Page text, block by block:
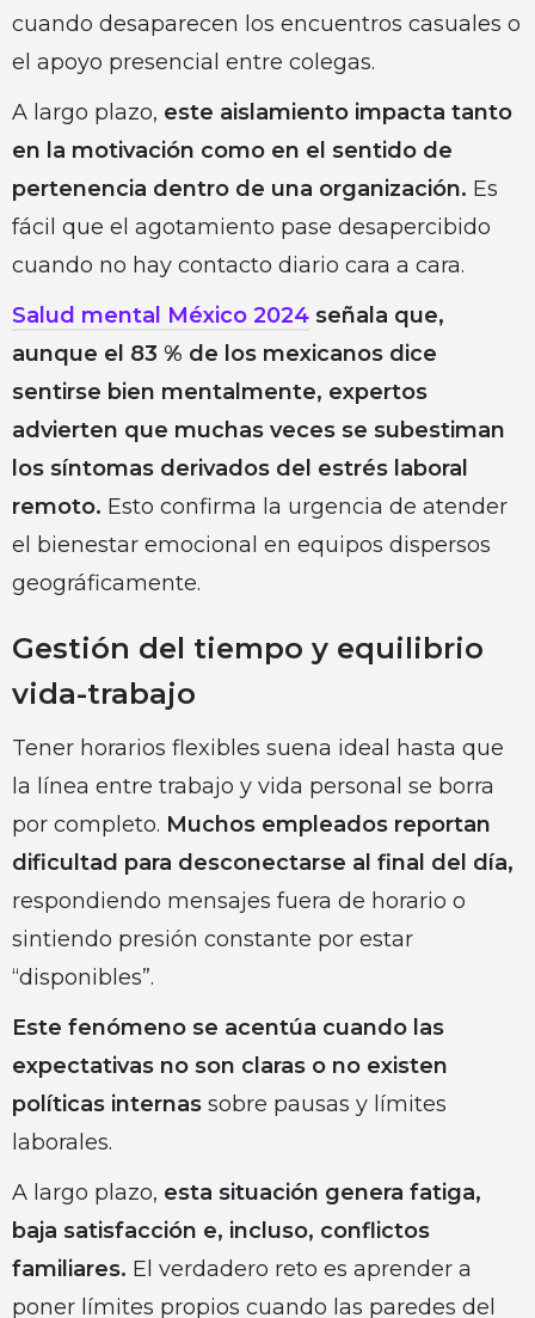
cuando desaparecen los encuentros casuales o
el apoyo presencial entre colegas.
A largo plazo, este aislamiento impacta tanto
en la motivación como en el sentido de
pertenencia dentro de una organización. Es
fácil que el agotamiento pase desapercibido
cuando no hay contacto diario cara a cara.
Salud mental México 2024 señala que,
aunque el 83 % de los mexicanos dice
sentirse bien mentalmente, expertos
advierten que muchas veces se subestiman
los síntomas derivados del estrés laboral
remoto. Esto confirma la urgencia de atender
el bienestar emocional en equipos dispersos
geográficamente.
Gestión del tiempo y equilibrio
vida-trabajo
Tener horarios flexibles suena ideal hasta que
la línea entre trabajo y vida personal se borra
por completo. Muchos empleados reportan
dificultad para desconectarse al final del día,
respondiendo mensajes fuera de horario o
sintiendo presión constante por estar
“disponibles”.
Este fenómeno se acentúa cuando las
expectativas no son claras o no existen
políticas internas sobre pausas y límites
laborales.
A largo plazo, esta situación genera fatiga,
baja satisfacción e, incluso, conflictos
familiares. El verdadero reto es aprender a
poner límites propios cuando las paredes del